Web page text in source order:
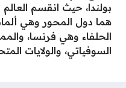
بولندا، حيث انقسم
هما دول المحور وهي
الحلفاء وهي فرنسا،
السوفياتي، والولايات